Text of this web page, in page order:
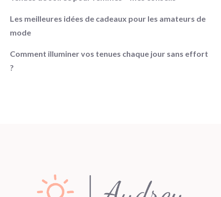
Les meilleures idées de cadeaux pour les amateurs de
mode
Comment illuminer vos tenues chaque jour sans effort
?